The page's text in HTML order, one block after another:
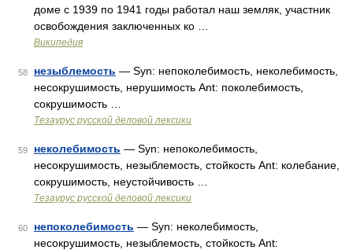
доме с 1939 по 1941 годы работал наш земляк, участник
освобождения заключенных ко …
Википедия
58 незыблемость — Syn: непоколебимость, неколебимость,
несокрушимость, нерушимость Ant: поколебимость,
сокрушимость …
Тезаурус русской деловой лексики
59 неколебимость — Syn: непоколебимость,
несокрушимость, незыблемость, стойкость Ant: колебание,
сокрушимость, неустойчивость …
Тезаурус русской деловой лексики
60 непоколебимость — Syn: неколебимость,
несокрушимость, незыблемость, стойкость Ant: